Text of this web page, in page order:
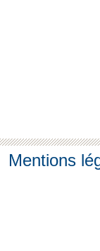
Mentions